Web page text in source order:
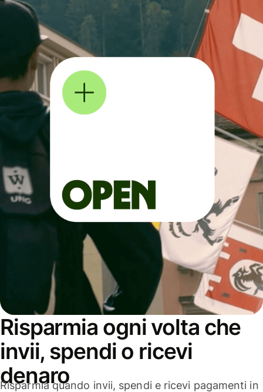
Risparmia ogni volta che
invii, spendi o ricevi
denaro
Risparmia quando invii, spendi e ricevi pagamenti in